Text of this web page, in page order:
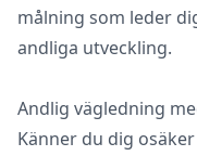
målning som leder
andliga utveckling.
Andlig vägledning
Känner du dig